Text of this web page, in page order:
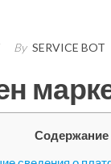
By SERVICE BOT
Содержание